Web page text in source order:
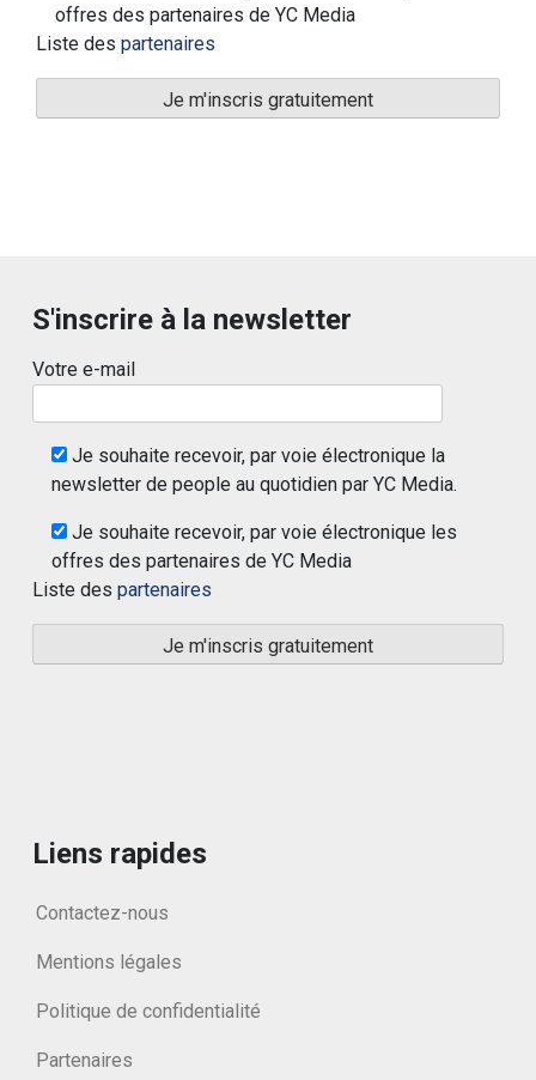
offres des partenaires de YC Media
Liste des partenaires
S'inscrire à la newsletter
Votre e-mail
Je souhaite recevoir, par voie électronique la
newsletter de people au quotidien par YC Media.
Je souhaite recevoir, par voie électronique les
offres des partenaires de YC Media
Liste des partenaires
Liens rapides
Contactez-nous
Mentions légales
Politique de confidentialité
Partenaires